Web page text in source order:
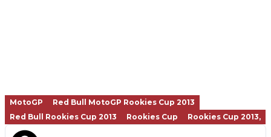
MotoGP
Red Bull MotoGP Rookies Cup 2013
Red Bull Rookies Cup 2013
Rookies Cup Rookies Cup 2013,